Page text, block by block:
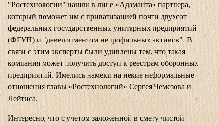
"Ростехнологии" нашли в лице «Адаманта» партнера,
который поможет им с приватизацией почти двухсот
федеральных государственных унитарных предприятий
(ФГУП) и "девелопментом непрофильных активов". В
связи с этим эксперты были удивлены тем, что такая
компания может получить доступ к реестрам оборонных
предприятий. Имелись намеки на некие неформальные
отношения главы «Ростехнологий» Сергея Чемезова и
Лейтиса.
Интересно, что с учетом заложенной в смету чистой